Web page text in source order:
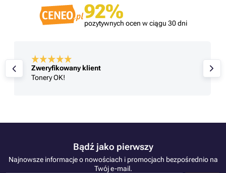
92%
pozytywnych ocen w ciągu 30 dni
Zweryfikowany klient
Tonery OK!
Bądź jako pierwszy
Najnowsze informacje o nowościach i promocjach bezpośrednio na
Twój e-mail.